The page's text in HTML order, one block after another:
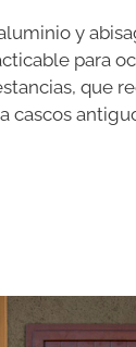
y
para
que
cascos